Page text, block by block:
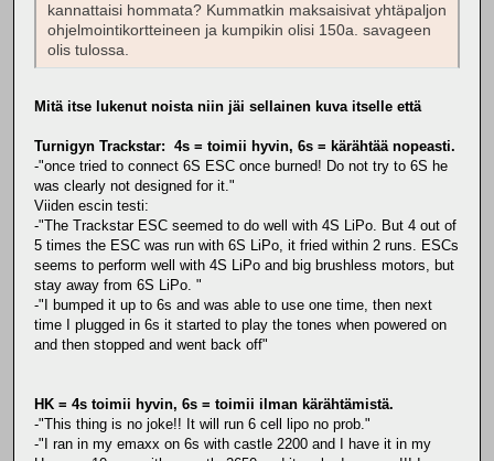
kannattaisi hommata? Kummatkin maksaisivat yhtäpaljon
ohjelmointikortteineen ja kumpikin olisi 150a. savageen
olis tulossa.
Mitä itse lukenut noista niin jäi sellainen kuva itselle että
Turnigyn Trackstar: 4s = toimii hyvin, 6s = kärähtää nopeasti.
-"once tried to connect 6S ESC once burned! Do not try to 6S he
was clearly not designed for it."
Viiden escin testi:
-"The Trackstar ESC seemed to do well with 4S LiPo. But 4 out of
5 times the ESC was run with 6S LiPo, it fried within 2 runs. ESCs
seems to perform well with 4S LiPo and big brushless motors, but
stay away from 6S LiPo. "
-"I bumped it up to 6s and was able to use one time, then next
time I plugged in 6s it started to play the tones when powered on
and then stopped and went back off"
HK = 4s toimii hyvin, 6s = toimii ilman kärähtämistä.
-"This thing is no joke!! It will run 6 cell lipo no prob."
-"I ran in my emaxx on 6s with castle 2200 and I have it in my